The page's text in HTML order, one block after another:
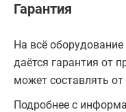
Гарантия
На всё
даётся гарантия от
может составлять
Подробнее с